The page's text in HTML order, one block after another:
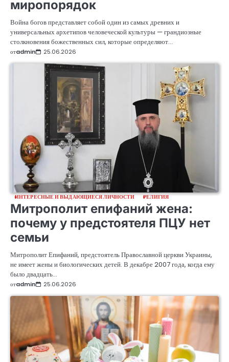
миропорядок
Война богов представляет собой один из самых древних и
универсальных архетипов человеческой культуры — грандиозные
столкновения божественных сил, которые определяют…
отadmin 25.06.2026
ИНТЕРЕСНЫЕ И ВЫДАЮЩИЕСЯ ЛИЧНОСТИ РЕЛИГИЯ
Митрополит епифаний жена:
почему у предстоятеля ПЦУ нет
семьи
Митрополит Епифаний, предстоятель Православной церкви Украины,
не имеет жены и биологических детей. В декабре 2007 года, когда ему
было двадцать…
отadmin 25.06.2026